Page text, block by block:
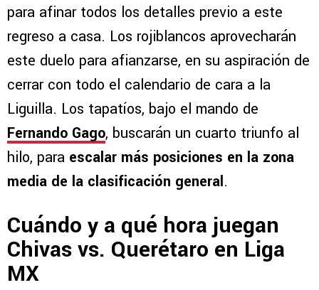
para afinar todos los detalles previo a este
regreso a casa. Los rojiblancos aprovecharán
este duelo para afianzarse, en su aspiración de
cerrar con todo el calendario de cara a la
Liguilla. Los tapatíos, bajo el mando de
Fernando Gago, buscarán un cuarto triunfo al
hilo, para escalar más posiciones en la zona
media de la clasificación general.
Cuándo y a qué hora juegan
Chivas vs. Querétaro en Liga
MX